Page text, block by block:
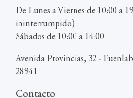
De Lunes a Viernes de 10:00 a
ininterrumpido)
Sábados de 10:00 a 14:00
Avenida Provincias, 32 -
28941
Contacto